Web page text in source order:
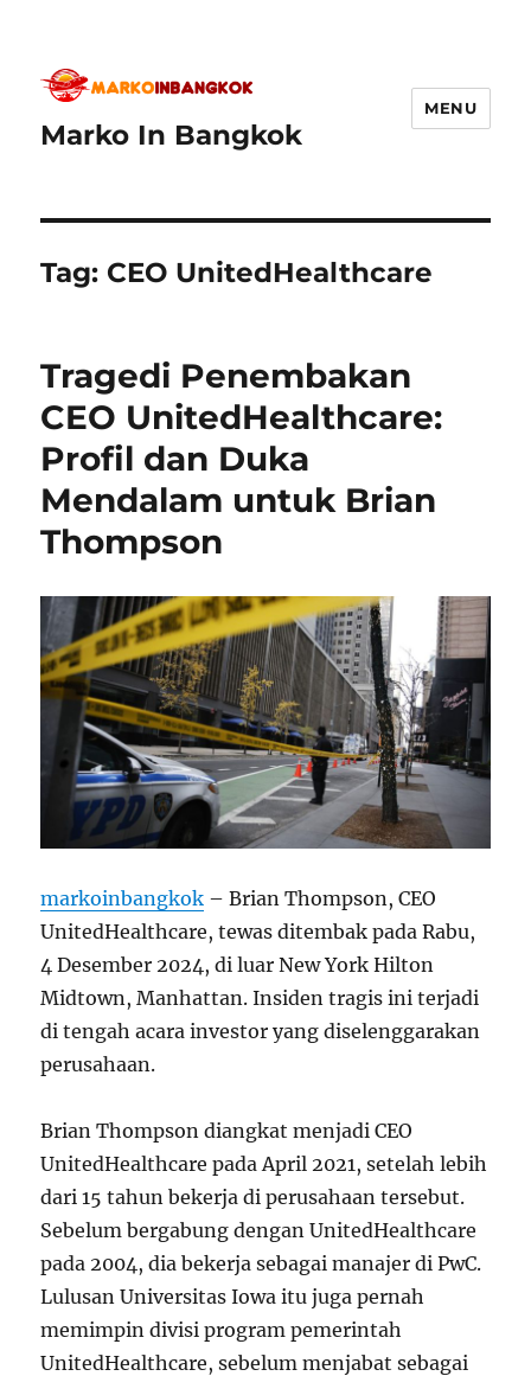
Marko In Bangkok
MENU
Tag: CEO UnitedHealthcare
Tragedi Penembakan
CEO UnitedHealthcare:
Profil dan Duka
Mendalam untuk Brian
Thompson
markoinbangkok – Brian Thompson, CEO
UnitedHealthcare, tewas ditembak pada Rabu,
4 Desember 2024, di luar New York Hilton
Midtown, Manhattan. Insiden tragis ini terjadi
di tengah acara investor yang diselenggarakan
perusahaan.
Brian Thompson diangkat menjadi CEO
UnitedHealthcare pada April 2021, setelah lebih
dari 15 tahun bekerja di perusahaan tersebut.
Sebelum bergabung dengan UnitedHealthcare
pada 2004, dia bekerja sebagai manajer di PwC.
Lulusan Universitas Iowa itu juga pernah
memimpin divisi program pemerintah
UnitedHealthcare, sebelum menjabat sebagai